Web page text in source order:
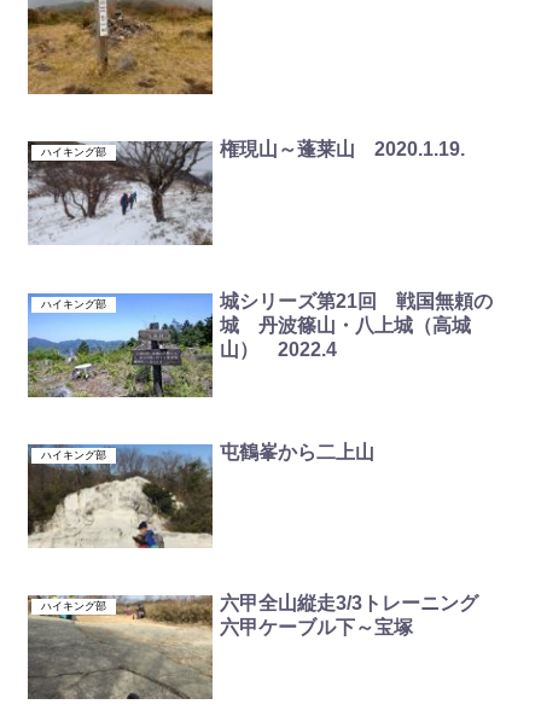
ハイキング部 権現山～蓬莱山 2020.1.19.
ハイキング部
城シリーズ第21回 戦国無頼の
城 丹波篠山・八上城（高城
山） 2022.4
ハイキング部 屯鶴峯から二上山
ハイキング部
六甲全山縦走3/3トレーニング
六甲ケーブル下～宝塚